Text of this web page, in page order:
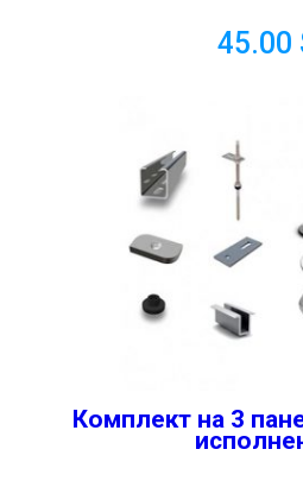
45.00
Комплект на 3